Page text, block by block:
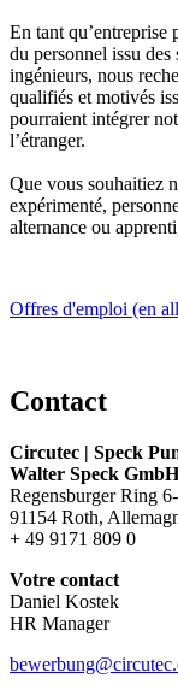
En tant qu’entreprise
du personnel issu
ingénieurs, nous
qualifiés et motivés
pourraient intégrer
l’étranger.
Que vous souhaitiez
expérimenté,
alternance ou
Offres d'emploi (en
Contact
Circutec | Speck
Walter Speck
Regensburger Ring
91154 Roth,
+ 49 9171 809 0
Votre contact
Daniel Kostek
HR Manager